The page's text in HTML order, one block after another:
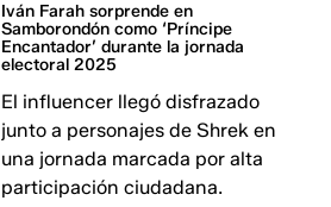
Iván Farah sorprende en
Samborondón como ‘Príncipe
Encantador’ durante la jornada
electoral 2025
El influencer llegó disfrazado
junto a personajes de Shrek en
una jornada marcada por alta
participación ciudadana.